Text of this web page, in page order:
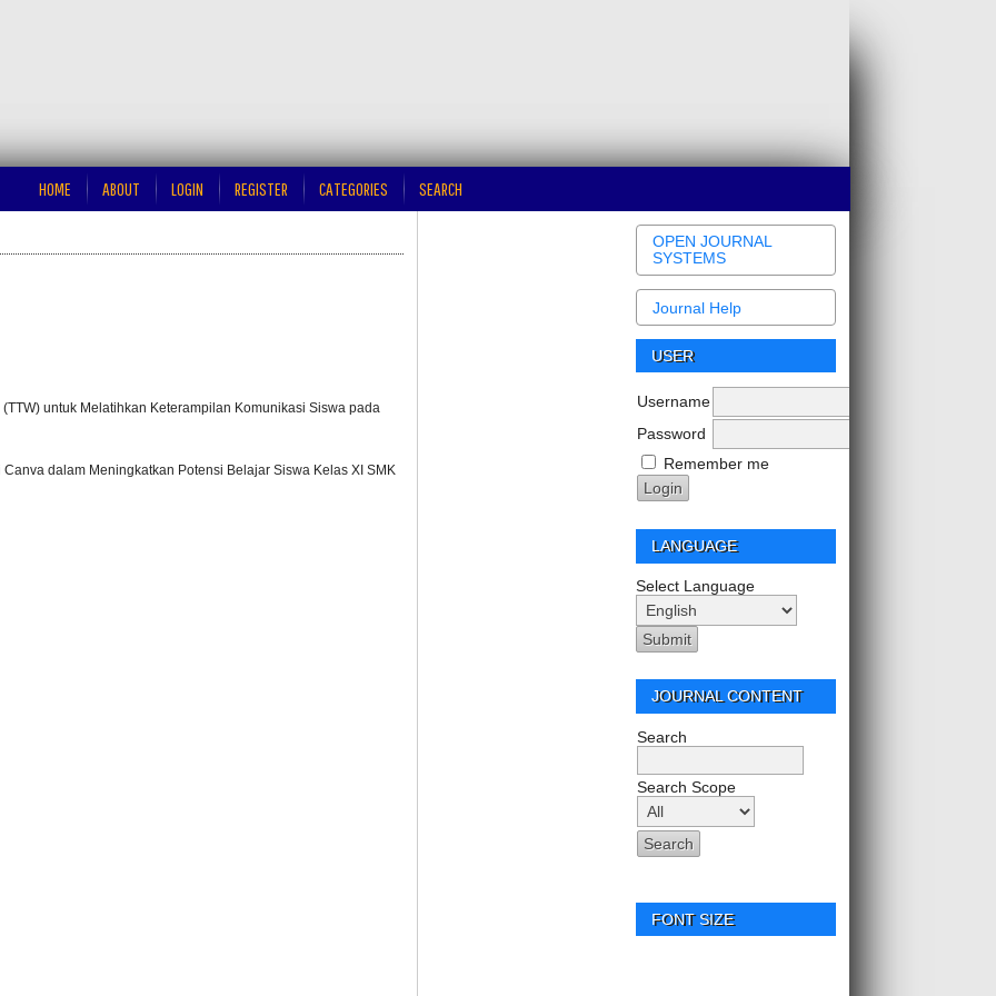
OPEN JOURNAL
SYSTEMS
Journal Help
USER
Username
Password
Remember me
LANGUAGE
Select Language
JOURNAL CONTENT
Search
Search Scope
FONT SIZE
HOME ABOUT LOGIN REGISTER CATEGORIES SEARCH
untuk Melatihkan Keterampilan Komunikasi Siswa pada
dalam Meningkatkan Potensi Belajar Siswa Kelas XI SMK